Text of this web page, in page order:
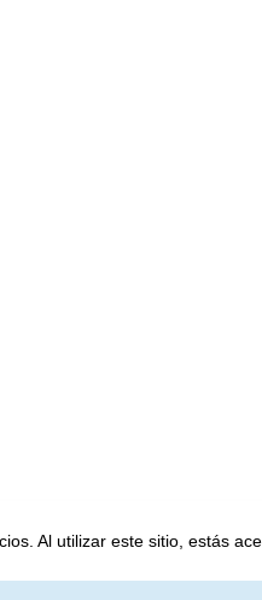
Al utilizar este sitio, estás